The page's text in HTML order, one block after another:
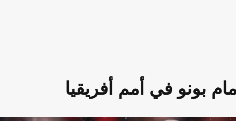
بونو في أمم أفريقيا